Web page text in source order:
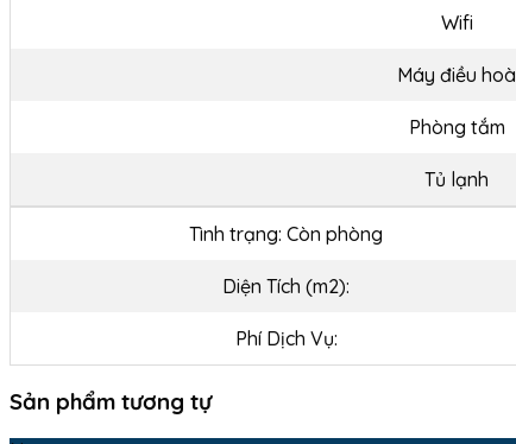
Wifi
Máy điều hoà
Phòng tắm
Tủ lạnh
Tình trạng: Còn phòng
Diện Tích (m2):
Phí Dịch Vụ:
Sản phẩm tương tự